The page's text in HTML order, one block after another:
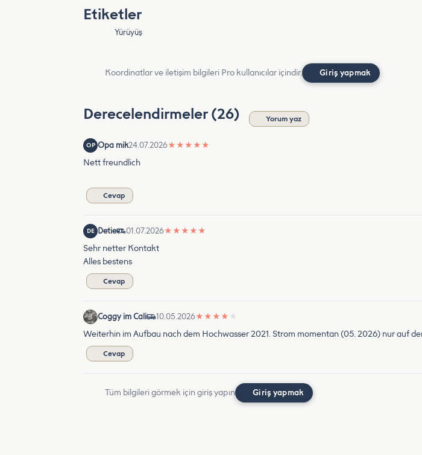
Etiketler
Yürüyüş
Koordinatlar ve iletişim bilgileri Pro kullanıcılar içindir. Giriş yapmak
Derecelendirmeler (26) Yorum yaz
OP Opa mik24.07.2026★ ★ ★ ★ ★
Nett freundlich
Cevap
DE Detie 01.07.2026★ ★ ★ ★ ★
Sehr netter Kontakt
Alles bestens
Cevap
Coggy im Cali 10.05.2026★ ★ ★ ★ ★
Weiterhin im Aufbau nach dem Hochwasser 2021. Strom momentan (05. 2026) nur auf
Cevap
Tüm bilgileri görmek için giriş yapın Giriş yapmak